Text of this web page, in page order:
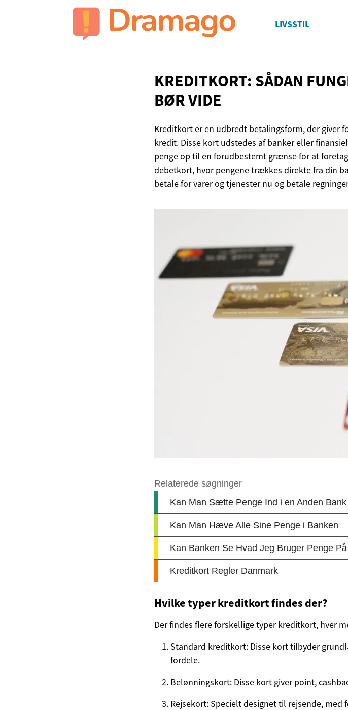
LIVSSTIL
KREDITKORT: SÅDAN
BØR VIDE
Kreditkort er en udbredt betalingsform, der giver
kredit. Disse kort udstedes af banker eller
penge op til en forudbestemt grænse for at
debetkort, hvor pengene trækkes direkte fra din
betale for varer og tjenester nu og betale
Hvilke typer kreditkort findes der?
Der findes flere forskellige typer kreditkort, hver
Standard kreditkort: Disse kort tilbyder
fordele.
Belønningskort: Disse kort giver point,
Rejsekort: Specielt designet til rejsende,